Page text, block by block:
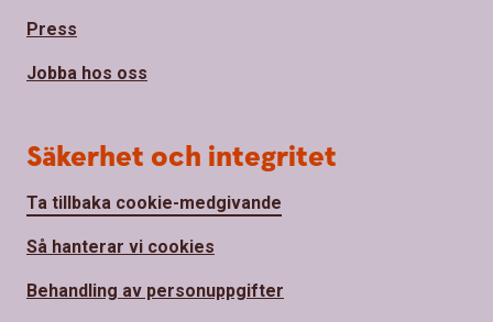
Press
Jobba hos oss
Säkerhet och integritet
Ta tillbaka cookie-medgivande
Så hanterar vi cookies
Behandling av personuppgifter